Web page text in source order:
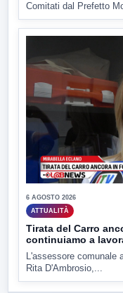
Comitati dal Prefetto
6 AGOSTO 2026
ATTUALITÀ
Tirata del Carro
continuiamo a
L'assessore comunale
Rita D'Ambrosio,...